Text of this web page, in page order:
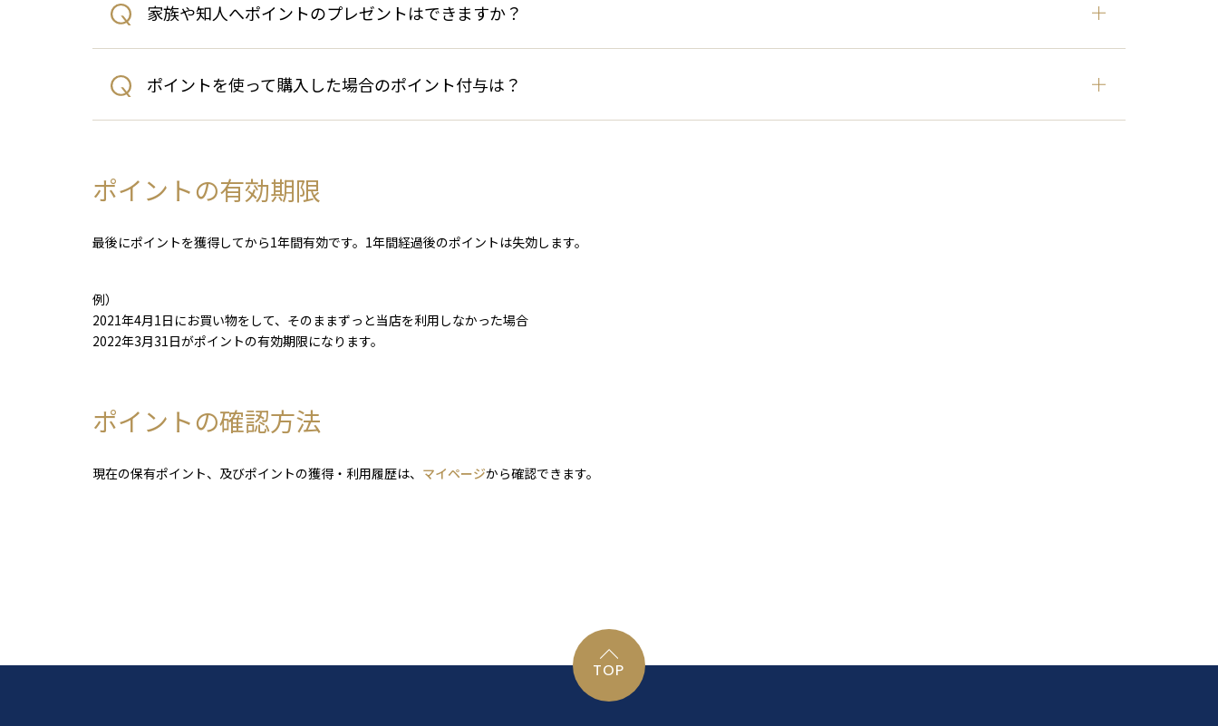
家族や知人へポイントのプレゼントはできますか？
ポイントを使って購入した場合のポイント付与は？
ポイントの有効期限
最後にポイントを獲得してから1年間有効です。1年間経過後のポイントは失効します。
例）
2021年4月1日にお買い物をして、そのままずっと当店を利用しなかった場合
2022年3月31日がポイントの有効期限になります。
ポイントの確認方法
現在の保有ポイント、及びポイントの獲得・利用履歴は、 マイページから確認できます。
TOP